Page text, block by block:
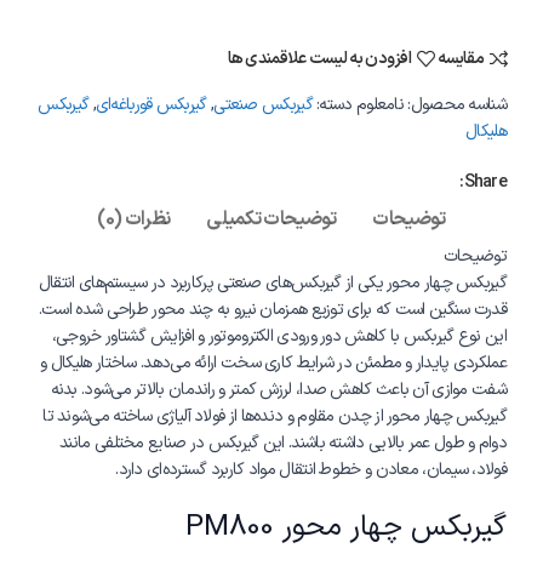
مقایسه
افزودن به لیست علاقمندی ها
شناسه محصول:نامعلوم دسته:گیربکس صنعتی,گیربکس قورباغه‌ای,گیربکس
هلیکال
Share:
توضیحات توضیحات تکمیلی نظرات (0)
توضیحات
گیربکس چهار محور یکی از گیربکس‌های صنعتی پرکاربرد در سیستم‌های انتقال
قدرت سنگین است که برای توزیع همزمان نیرو به چند محور طراحی شده است.
این نوع گیربکس با کاهش دور ورودی الکتروموتور و افزایش گشتاور خروجی،
عملکردی پایدار و مطمئن در شرایط کاری سخت ارائه می‌دهد. ساختار هلیکال و
شفت موازی آن باعث کاهش صدا، لرزش کمتر و راندمان بالاتر می‌شود. بدنه
گیربکس چهار محور از چدن مقاوم و دنده‌ها از فولاد آلیاژی ساخته می‌شوند تا
دوام و طول عمر بالایی داشته باشند. این گیربکس در صنایع مختلفی مانند
فولاد، سیمان، معادن و خطوط انتقال مواد کاربرد گسترده‌ای دارد.
گیربکس چهار محور PM800